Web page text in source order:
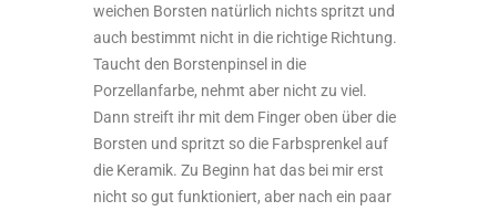
weichen Borsten natürlich nichts spritzt und
auch bestimmt nicht in die richtige Richtung.
Taucht den Borstenpinsel in die
Porzellanfarbe, nehmt aber nicht zu viel.
Dann streift ihr mit dem Finger oben über die
Borsten und spritzt so die Farbsprenkel auf
die Keramik. Zu Beginn hat das bei mir erst
nicht so gut funktioniert, aber nach ein paar